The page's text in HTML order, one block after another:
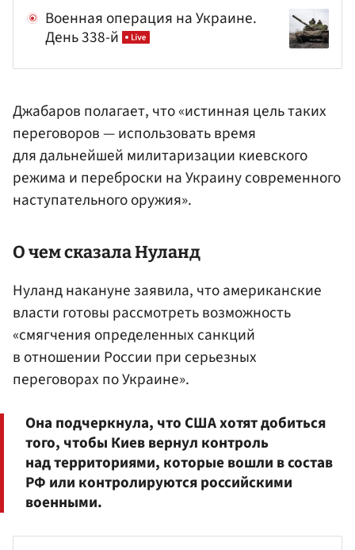
Военная операция на Украине.
День 338-й
Джабаров полагает, что «истинная цель таких
переговоров — использовать время
для дальнейшей милитаризации киевского
режима и переброски на Украину современного
наступательного оружия».
О чем сказала Нуланд
Нуланд накануне заявила, что американские
власти готовы рассмотреть возможность
«смягчения определенных санкций
в отношении России при серьезных
переговорах по Украине».
Она подчеркнула, что США хотят добиться
того, чтобы Киев вернул контроль
над территориями, которые вошли в состав
РФ или контролируются российскими
военными.